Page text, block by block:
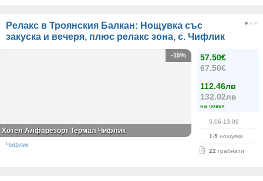
Релакс в Троянския Балкан: Нощувка със
закуска и вечеря, плюс релакс зона, с. Чифлик
57.50€
67.50€
112.46лв
132.02лв
на човек
5.06-13.09
1-5 нощувки
22 грабнати
-15%
Хотел Алфарезорт Термал Чифлик
Чифлик